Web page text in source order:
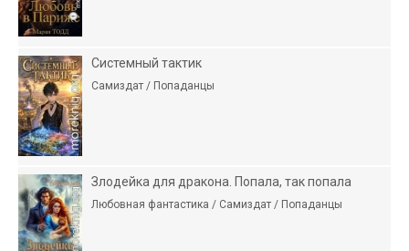
Системный тактик
Самиздат / Попаданцы
Злодейка для дракона. Попала, так попала
Любовная фантастика / Самиздат / Попаданцы